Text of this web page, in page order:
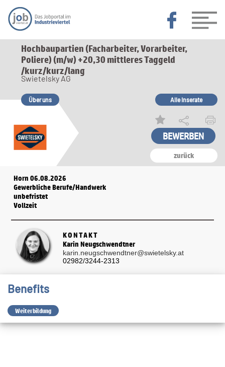
Hochbaupartien (Facharbeiter, Vorarbeiter,
Poliere) (m/w) +20,30 mittleres Taggeld
/kurz/kurz/lang
zurück
Swietelsky AG
Über uns Alle Inserate
BEWERBEN
Horn 06.08.2026
Gewerbliche Berufe/Handwerk
unbefristet
Vollzeit
KONTAKT
Karin Neugschwendtner
karin.neugschwendtner@swietelsky.at
02982/3244-2313
Benefits
Weiterbildung